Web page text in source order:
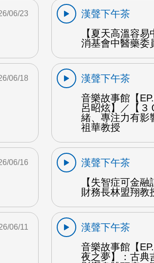
06/23
漢聲下午茶
【夏天高溫容
消基會中醫藥委
06/18
漢聲下午茶
音樂故事館【
呂昭炫】／【３
緒、專注力有影
祖華教授
06/16
漢聲下午茶
【失智症可金
財務長林盟翔教
06/11
漢聲下午茶
音樂故事館【
夜之夢】：古典